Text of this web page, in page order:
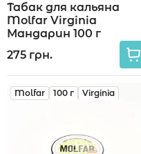
Табак для кальяна
Molfar Virginia
Мандарин 100 г
275 грн.
Molfar 100 г Virginia